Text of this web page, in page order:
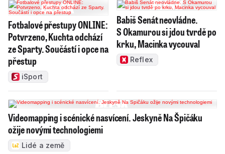
Fotbalové přestupy ONLINE:
Potvrzeno, Kuchta odchází
ze Sparty. Součástí i opce na
přestup
iSport
Babiš Senát neovládne.
S Okamurou si jdou tvrdě po
krku, Macinka vycouval
Reflex
Videomapping i scénické nasvícení. Jeskyně Na Špičáku
ožije novými technologiemi
Lidé a země